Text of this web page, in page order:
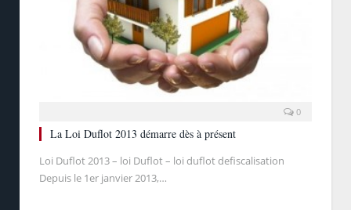
0
La Loi Duflot 2013 démarre dès à présent
Loi Duflot 2013 – loi Duflot – loi duflot defiscalisation
Depuis le 1er janvier 2013,…